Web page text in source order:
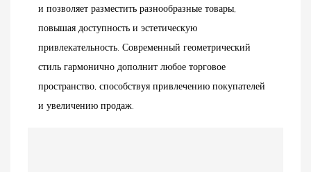
и позволяет разместить разнообразные товары,
повышая доступность и эстетическую
привлекательность. Современный геометрический
стиль гармонично дополнит любое торговое
пространство, способствуя привлечению покупателей
и увеличению продаж.